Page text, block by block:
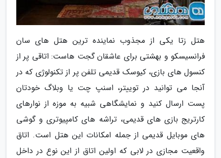
هتل زتا یکی از مجذوب نماینده ترین هتل های سان
فرانسیسکو و بهشتی برای عاشقان گجت هاست: اتاقی پر از
کنسول های بازی، کیوسک قدیمی تلفن پر از تکنولوژی که در
آنجا می توانید در توییتر، اسنپ چت یا وبلاگ خودتان
پست ارسال کنید و نمایشگاهی شبیه به موزه از نوارهای
کارتریج بازی های قدیمی، تراشه های کامپیوتری و گوشی
های موبایل قدیمی از جمله امکانات این هتل است. اتاق
واقعیت مجازی در لابی که اولین اتاق از این نوع در داخل